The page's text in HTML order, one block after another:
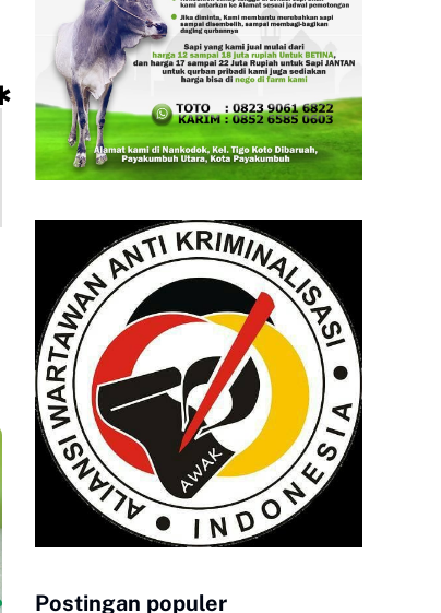
Postingan populer